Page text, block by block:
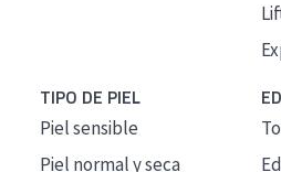
TIPO DE PIEL
Piel sensible
Piel normal y seca